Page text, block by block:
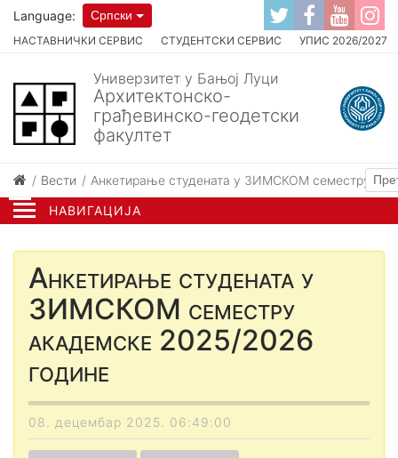
НАВИГАЦИЈА
НАСТАВНИЧКИ СЕРВИС СТУДЕНТСКИ СЕРВИС УПИС 2026/2027
Language: Српски
Универзитет у Бањој Луци
Архитектонско-
грађевинско-геодетски
факултет
Вести Анкетирање студената у ЗИМСКОМ семестру
Анкетирање студената у
ЗИМСКОМ семестру
академске 2025/2026
године
08. децембар 2025. 06:49:00